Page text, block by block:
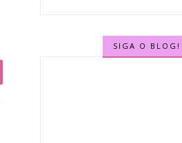
SIGA O BLOG!